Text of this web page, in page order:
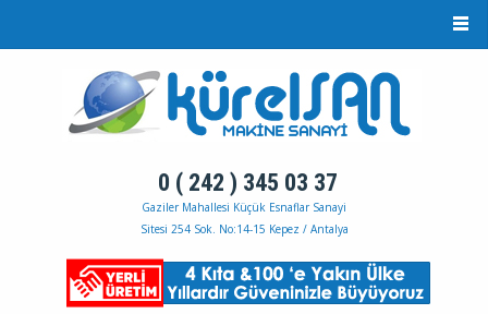
0 ( 242 ) 345 03 37
Gaziler Mahallesi Küçük Esnaflar Sanayi
Sitesi 254 Sok. No:14-15 Kepez / Antalya